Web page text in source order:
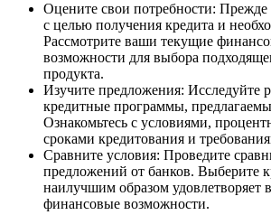
Оцените свои потребности: Прежде
с целью получения кредита и
Рассмотрите ваши текущие
возможности для выбора
продукта.
Изучите предложения: Исследуйте
кредитные программы,
Ознакомьтесь с условиями,
сроками кредитования и
Сравните условия: Проведите
предложений от банков. Выберите
наилучшим образом удовлетворяет
финансовые возможности.